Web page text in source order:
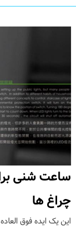
ساعت شنی
چراغ ها
این یک ایده فوق